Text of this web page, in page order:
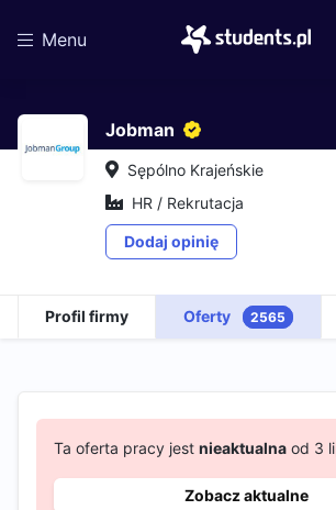
Menu
Jobman
Sępólno Krajeńskie
HR / Rekrutacja
Dodaj opinię
Profil firmy Oferty 2565
Ta oferta pracy jest nieaktualna od 3
Zobacz aktualne